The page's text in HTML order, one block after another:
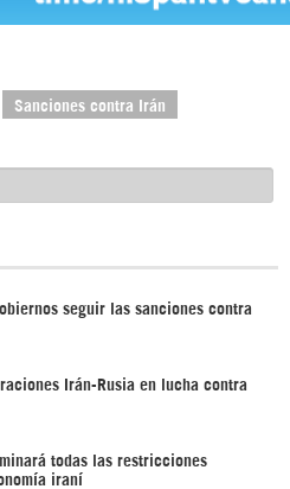
Sanciones contra Irán
seguir las sanciones contra
Irán-Rusia en lucha contra
todas las restricciones
iraní